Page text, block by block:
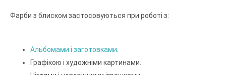
Фарби з блиском застосовуються при роботі з:
Альбомами і заготовками
Графікою і художніми картинами.